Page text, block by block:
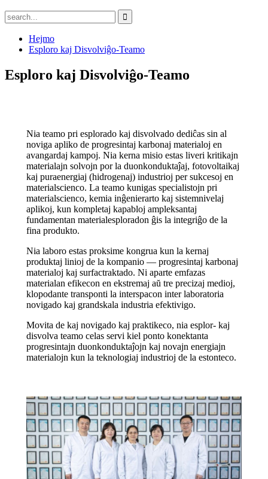
Hejmo
Esploro kaj Disvolviĝo-Teamo
Esploro kaj Disvolviĝo-Teamo
Nia teamo pri esplorado kaj disvolvado dediĉas sin al
noviga apliko de progresintaj karbonaj materialoj en
avangardaj kampoj. Nia kerna misio estas liveri kritikajn
materialajn solvojn por la duonkonduktaĵaj, fotovoltaikaj
kaj puraenergiaj (hidrogenaj) industrioj per sukcesoj en
materialscienco. La teamo kunigas specialistojn pri
materialscienco, kemia inĝenierarto kaj sistemnivelaj
aplikoj, kun kompletaj kapabloj ampleksantaj
fundamentan materialesploradon ĝis la integriĝo de la
fina produkto.
Nia laboro estas proksime kongrua kun la kernaj
produktaj linioj de la kompanio — progresintaj karbonaj
materialoj kaj surfactraktado. Ni aparte emfazas
materialan efikecon en ekstremaj aŭ tre precizaj medioj,
klopodante transponti la interspacon inter laboratoria
novigado kaj grandskala industria efektivigo.
Movita de kaj novigado kaj praktikeco, nia esplor- kaj
disvolva teamo celas servi kiel ponto konektanta
progresintajn duonkonduktaĵojn kaj novajn energiajn
materialojn kun la teknologiaj industrioj de la estonteco.